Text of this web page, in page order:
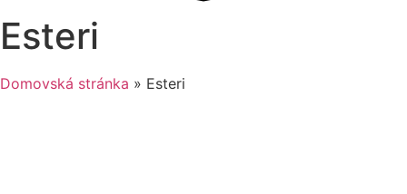
Esteri
Domovská stránka » Esteri